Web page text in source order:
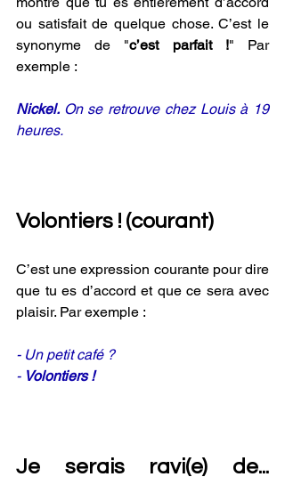
ou satisfait de quelque chose. C’est le
synonyme de "c’est parfait !" Par
exemple :
Nickel. On se retrouve chez Louis à 19
heures.
Volontiers ! (courant)
C’est une expression courante pour dire
que tu es d’accord et que ce sera avec
plaisir. Par exemple :
- Un petit café ?
- Volontiers !
Je serais ravi(e) de...